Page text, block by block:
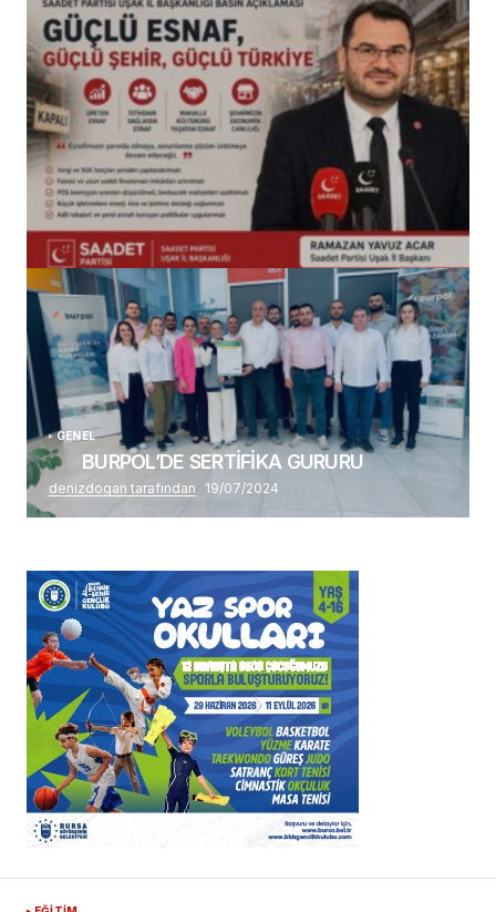
(başlıksız)
Alaattin Karahan tarafından 14/07/2026
GENEL
BURPOL’DE SERTİFİKA GURURU
denizdogan tarafından 19/07/2024